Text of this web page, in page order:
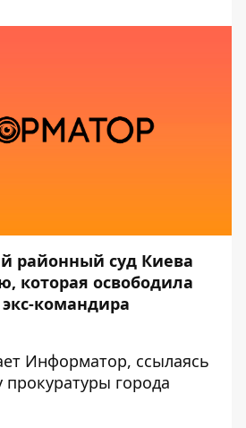
районный суд Киева
которая освободила
командира
Информатор, ссылаясь
прокуратуры города